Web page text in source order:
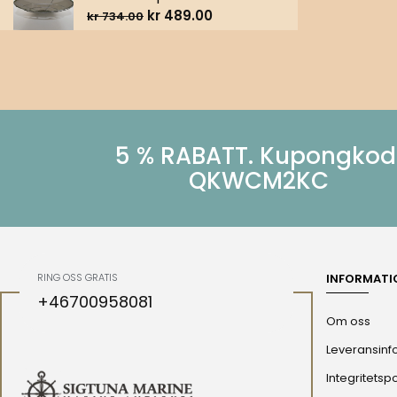
kr734.00 kr 489.00
5 % RABATT.
QKWCM2KC
RING OSS GRATIS
+46700958081
Om oss